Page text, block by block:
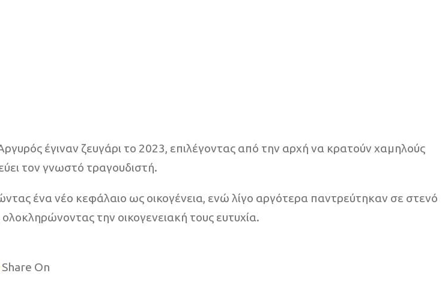
έγιναν ζευγάρι το 2023, επιλέγοντας από την αρχή να κρατούν χαμηλούς
τον γνωστό τραγουδιστή.
ένα νέο κεφάλαιο ως οικογένεια, ενώ λίγο αργότερα παντρεύτηκαν σε στενό
την οικογενειακή τους ευτυχία.
Share On